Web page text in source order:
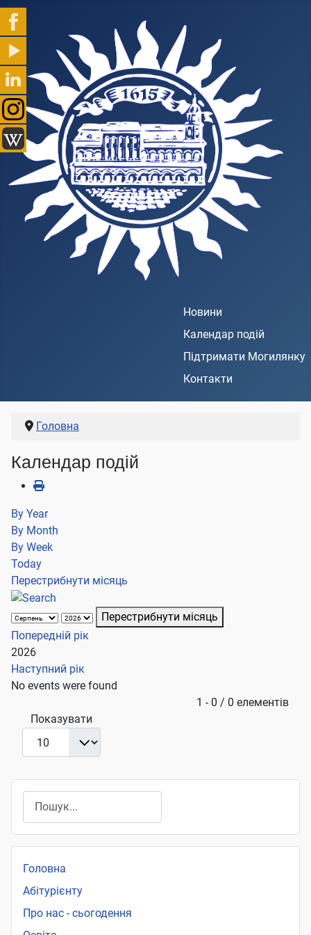
Новини
Календар подій
Підтримати Могилянку
Контакти
Головна
Календар подій
By Year
By Month
By Week
Today
Перестрибнути місяць
Перестрибнути місяць
Попередній рік
2026
Наступний рік
No events were found
1 - 0 / 0 елементів
Показувати
Головна
Абітурієнту
Про нас - сьогодення